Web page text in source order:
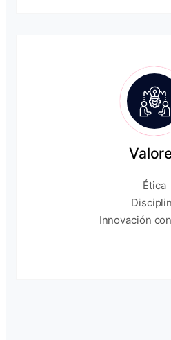
Ética
Innovación